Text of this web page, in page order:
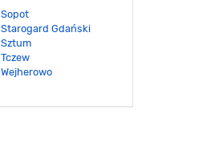
Sopot
Starogard Gdański
Sztum
Tczew
Wejherowo